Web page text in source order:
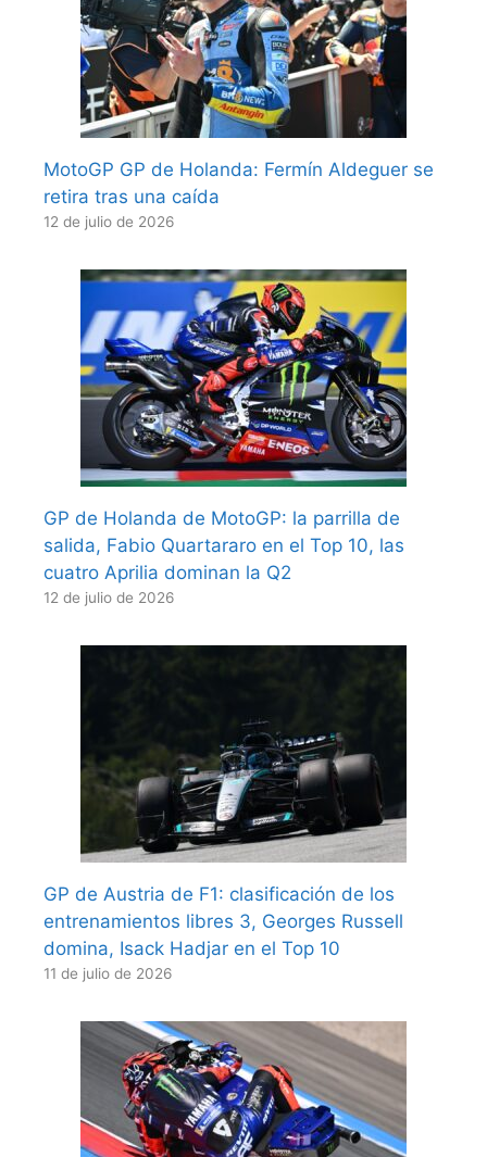
MotoGP GP de Holanda: Fermín Aldeguer se
retira tras una caída
12 de julio de 2026
GP de Holanda de MotoGP: la parrilla de
salida, Fabio Quartararo en el Top 10, las
cuatro Aprilia dominan la Q2
12 de julio de 2026
GP de Austria de F1: clasificación de los
entrenamientos libres 3, Georges Russell
domina, Isack Hadjar en el Top 10
11 de julio de 2026